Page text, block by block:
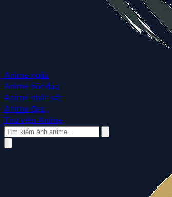
Anime ngầu
Anime độc đáo
Anime nhân vật
Anime đẹp
Thư viện Anime